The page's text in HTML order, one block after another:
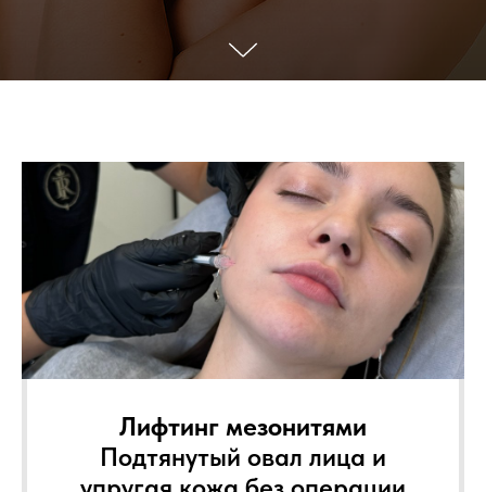
Лифтинг мезонитями
Подтянутый овал лица и